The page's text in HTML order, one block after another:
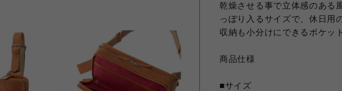
乾燥させる事で立体感のある
っぽり入るサイズで、休日用
収納も小分けにできるポケッ
商品仕様
■サイズ